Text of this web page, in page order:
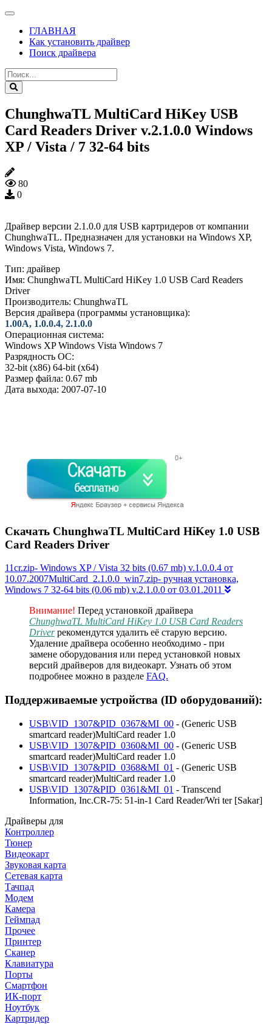
ГЛАВНАЯ
Как установить драйвер
Поиск драйвера
ChunghwaTL MultiCard HiKey USB
Card Readers Driver v.2.1.0.0 Windows
XP / Vista / 7 32-64 bits
80
0
Драйвер версии 2.1.0.0 для USB картридеров от компании
ChunghwaTL. Предназначен для установки на Windows XP,
Windows Vista, Windows 7.
Тип: драйвер
Имя: ChunghwaTL MultiCard HiKey 1.0 USB Card Readers
Driver
Производитель: ChunghwaTL
Версия драйвера (программы установщика):
1.00A, 1.0.0.4, 2.1.0.0
Операционная система:
Windows XP Windows Vista Windows 7
Разрядность ОС:
32-bit (x86) 64-bit (x64)
Размер файла: 0.67 mb
Дата выхода: 2007-07-10
Скачать ChunghwaTL MultiCard HiKey 1.0 USB
Card Readers Driver
11cr.zip- Windows XP / Vista 32 bits (0.67 mb) v.1.0.0.4 от
10.07.2007MultiCard_2.1.0.0_win7.zip- ручная установка,
Windows 7 32-64 bits (0.06 mb) v.2.1.0.0 от 03.01.2011
Внимание! Перед установкой драйвера
ChunghwaTL MultiCard HiKey 1.0 USB Card Readers
Driverрекомендутся удалить её старую версию.
Удаление драйвера особенно необходимо - при
замене оборудования или перед установкой новых
версий драйверов для видеокарт. Узнать об этом
подробнее можно в разделе FAQ.
Поддерживаемые устройства (ID оборудований):
USB\VID_1307&PID_0367&MI_00 - (Generic USB
smartcard reader)MultiCard reader 1.0
USB\VID_1307&PID_0360&MI_00 - (Generic USB
smartcard reader)MultiCard reader 1.0
USB\VID_1307&PID_0368&MI_01 - (Generic USB
smartcard reader)MultiCard reader 1.0
USB\VID_1307&PID_0361&MI_01 - Transcend
Information, Inc.CR-75: 51-in-1 Card Reader/Wri ter [Sakar]
Драйверы для
Контроллер
Тюнер
Видеокарт
Звуковая карта
Сетевая карта
Тачпад
Модем
Камера
Геймпад
Прочее
Принтер
Сканер
Клавиатура
Порты
Смартфон
ИК-порт
Ноутбук
Картридер